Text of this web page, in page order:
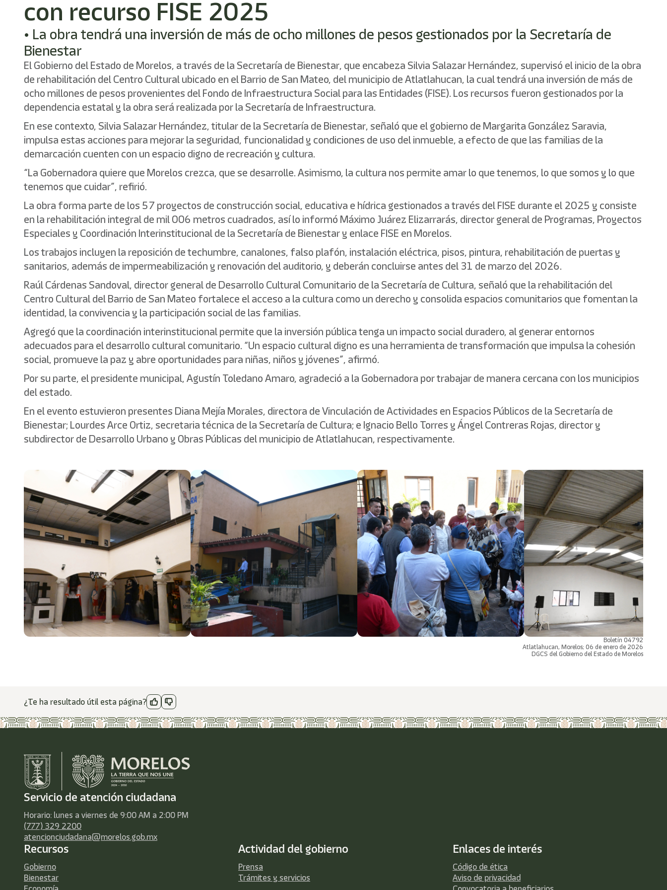
con recurso FISE 2025
• La obra tendrá una inversión de más de ocho millones de pesos gestionados por la Secretaría de
Bienestar
El Gobierno del Estado de Morelos, a través de la Secretaría de Bienestar, que encabeza Silvia Salazar Hernández, supervisó el inicio de la obra
de rehabilitación del Centro Cultural ubicado en el Barrio de San Mateo, del municipio de Atlatlahucan, la cual tendrá una inversión de más de
ocho millones de pesos provenientes del Fondo de Infraestructura Social para las Entidades (FISE). Los recursos fueron gestionados por la
dependencia estatal y la obra será realizada por la Secretaría de Infraestructura.
En ese contexto, Silvia Salazar Hernández, titular de la Secretaría de Bienestar, señaló que el gobierno de Margarita González Saravia,
impulsa estas acciones para mejorar la seguridad, funcionalidad y condiciones de uso del inmueble, a efecto de que las familias de la
demarcación cuenten con un espacio digno de recreación y cultura.
“La Gobernadora quiere que Morelos crezca, que se desarrolle. Asimismo, la cultura nos permite amar lo que tenemos, lo que somos y lo que
tenemos que cuidar”, refirió.
La obra forma parte de los 57 proyectos de construcción social, educativa e hídrica gestionados a través del FISE durante el 2025 y consiste
en la rehabilitación integral de mil 006 metros cuadrados, así lo informó Máximo Juárez Elizarrarás, director general de Programas, Proyectos
Especiales y Coordinación Interinstitucional de la Secretaría de Bienestar y enlace FISE en Morelos.
Los trabajos incluyen la reposición de techumbre, canalones, falso plafón, instalación eléctrica, pisos, pintura, rehabilitación de puertas y
sanitarios, además de impermeabilización y renovación del auditorio, y deberán concluirse antes del 31 de marzo del 2026.
Raúl Cárdenas Sandoval, director general de Desarrollo Cultural Comunitario de la Secretaría de Cultura, señaló que la rehabilitación del
Centro Cultural del Barrio de San Mateo fortalece el acceso a la cultura como un derecho y consolida espacios comunitarios que fomentan la
identidad, la convivencia y la participación social de las familias.
Agregó que la coordinación interinstitucional permite que la inversión pública tenga un impacto social duradero, al generar entornos
adecuados para el desarrollo cultural comunitario. “Un espacio cultural digno es una herramienta de transformación que impulsa la cohesión
social, promueve la paz y abre oportunidades para niñas, niños y jóvenes”, afirmó.
Por su parte, el presidente municipal, Agustín Toledano Amaro, agradeció a la Gobernadora por trabajar de manera cercana con los municipios
del estado.
En el evento estuvieron presentes Diana Mejía Morales, directora de Vinculación de Actividades en Espacios Públicos de la Secretaría de
Bienestar; Lourdes Arce Ortiz, secretaria técnica de la Secretaría de Cultura; e Ignacio Bello Torres y Ángel Contreras Rojas, director y
subdirector de Desarrollo Urbano y Obras Públicas del municipio de Atlatlahucan, respectivamente.
Boletín 04792
Atlatlahucan, Morelos; 06 de enero de 2026
DGCS del Gobierno del Estado de Morelos
¿Te ha resultado útil esta página?
Servicio de atención ciudadana
Horario: lunes a viernes de 9:00 AM a 2:00 PM
(777) 329 2200
atencionciudadana@morelos.gob.mx
Recursos
Gobierno
Bienestar
Actividad del gobierno
Prensa
Trámites y servicios
Enlaces de interés
Código de ética
Aviso de privacidad